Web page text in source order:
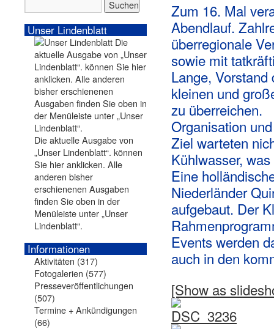
Zum 16. Mal
Abendlauf.
überregionale
sowie mit
Lange,
kleinen und
zu überreichen.
Organisation
Ziel warteten
Kühlwasser,
Eine
Niederländer
aufgebaut. Der
Events werden
auch in den
[Show as
Unser Lindenblatt
Die aktuelle Ausgabe von
„Unser Lindenblatt“. können
Sie hier anklicken. Alle
anderen bisher
erschienenen Ausgaben
finden Sie oben in der
Menüleiste unter „Unser
Lindenblatt“.
Informationen
Aktivitäten (317)
Fotogalerien (577)
Presseveröffentlichungen
(507)
Termine + Ankündigungen
(66)